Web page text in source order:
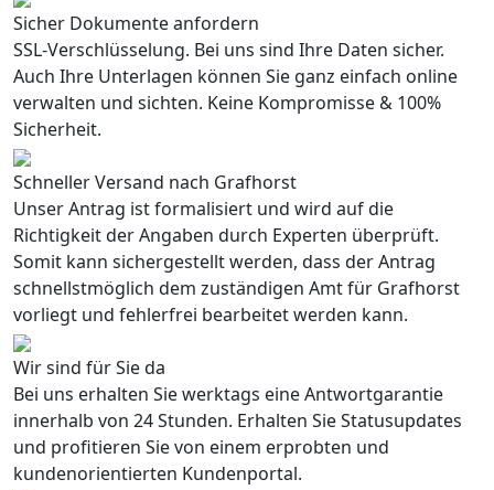
Sicher Dokumente anfordern
SSL-Verschlüsselung. Bei uns sind Ihre Daten sicher.
Auch Ihre Unterlagen können Sie ganz einfach online
verwalten und sichten. Keine Kompromisse & 100%
Sicherheit.
Schneller Versand nach Grafhorst
Unser Antrag ist formalisiert und wird auf die
Richtigkeit der Angaben durch Experten überprüft.
Somit kann sichergestellt werden, dass der Antrag
schnellstmöglich dem zuständigen Amt für Grafhorst
vorliegt und fehlerfrei bearbeitet werden kann.
Wir sind für Sie da
Bei uns erhalten Sie werktags eine Antwortgarantie
innerhalb von 24 Stunden. Erhalten Sie Statusupdates
und profitieren Sie von einem erprobten und
kundenorientierten Kundenportal.